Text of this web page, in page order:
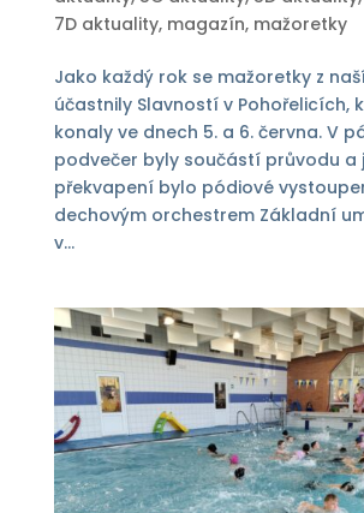
7D aktuality, magazín, mažoretky
Jako každý rok se mažoretky z
účastnily Slavností v Pohořelicích,
konaly ve dnech 5. a 6. června. V
podvečer byly součástí průvodu a
překvapení bylo pódiové
dechovým orchestrem Základní
v...